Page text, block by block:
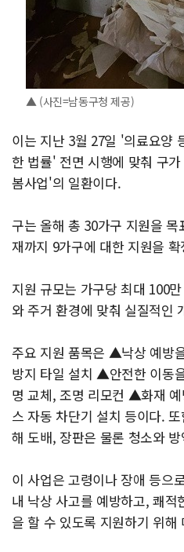
▲ (사진=남동구청 제공)
이는 지난 3월 27일 '의료요양
한 법률' 전면 시행에 맞춰 구
봄사업'의 일환이다.
구는 올해 총 30가구 지원을
재까지 9가구에 대한 지원을
지원 규모는 가구당 최대 100
와 주거 환경에 맞춰 실질적인
주요 지원 품목은 ▲낙상 예방
방지 타일 설치 ▲안전한 이동
명 교체, 조명 리모컨 ▲화재
스 자동 차단기 설치 등이다.
해 도배, 장판은 물론 청소와
이 사업은 고령이나 장애 등으
내 낙상 사고를 예방하고, 쾌
을 할 수 있도록 지원하기 위해